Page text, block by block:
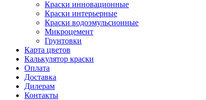
Краски инновационные
Краски интерьерные
Краски водоэмульсионные
Микроцемент
Грунтовки
Карта цветов
Калькулятор краски
Оплата
Доставка
Дилерам
Контакты